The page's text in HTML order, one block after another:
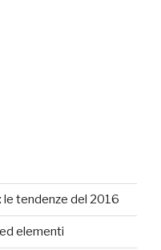
le tendenze del 2016
elementi